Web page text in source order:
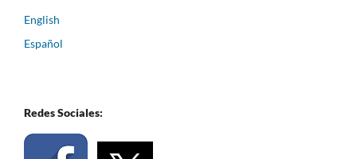
English
Español
Redes Sociales: